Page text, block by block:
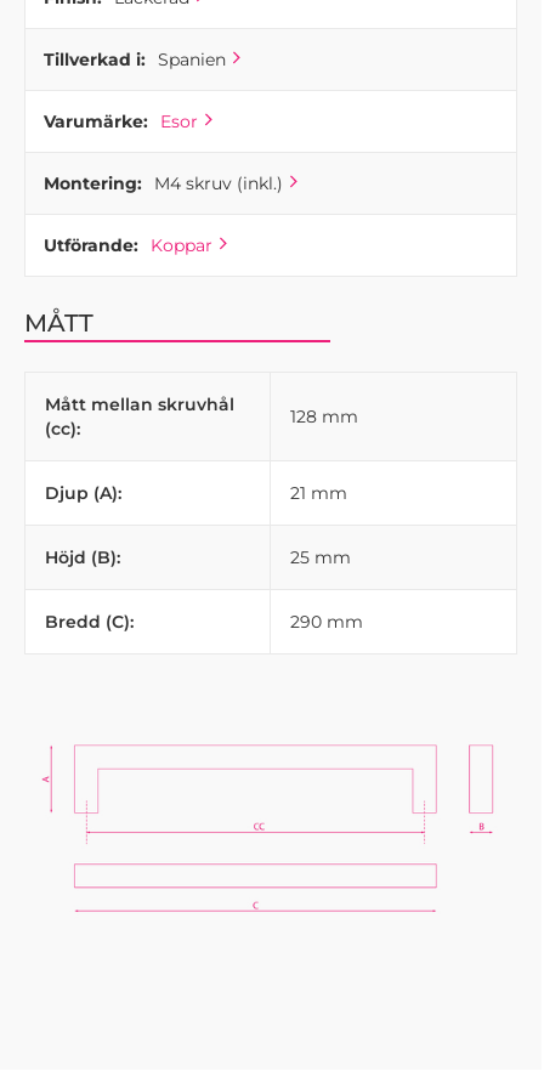
Tillverkad i: Spanien
Varumärke: Esor
Montering: M4 skruv (inkl.)
Utförande: Koppar
MÅTT
Mått mellan skruvhål
(cc):
128 mm
Djup (A): 21 mm
Höjd (B): 25 mm
Bredd (C): 290 mm